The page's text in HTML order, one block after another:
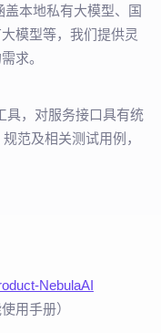
本地私有大模型、国
模型等，我们提供灵
求。
具，对服务接口具有统
规范及相关测试用例 ，
NebulaAI
用手册）